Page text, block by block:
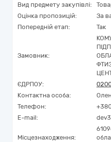
Вид предмету закупівлі:
Оцінка пропозицій:
За
Попередній етап:
Так
Замовник:
ЄДРПОУ:
Контактна особа:
Телефон:
E-mail:
Місцезнаходження: